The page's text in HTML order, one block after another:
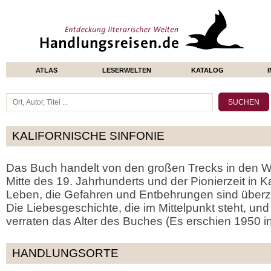
ATLAS LESERWELTEN KATALOG
KALIFORNISCHE SINFONIE
Das Buch handelt von den großen Trecks in den
Mitte des 19. Jahrhunderts und der Pionierzeit in
Leben, die Gefahren und Entbehrungen sind
Die Liebesgeschichte, die im Mittelpunkt steht,
verraten das Alter des Buches (Es erschien 1950
HANDLUNGSORTE